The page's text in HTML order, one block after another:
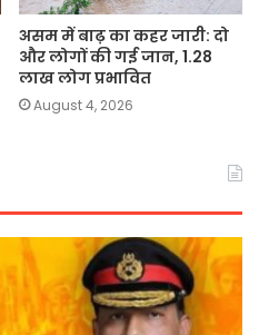
असम में बाढ़ का कहर जारी: दो
और लोगों की गई जान, 1.28
लाख लोग प्रभावित
August 4, 2026